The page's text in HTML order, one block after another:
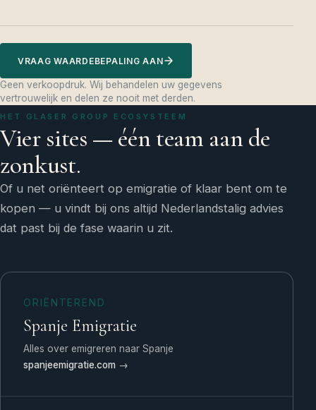
VRAAG WAARDEBEPALING AAN
Geen verkoopdruk. Wij behandelen uw gegevens
vertrouwelijk en delen ze nooit met derden.
HET GLASER GROUP ECOSYSTEEM
Vier sites — één team aan de
zonkust.
Of u net oriënteert op emigratie of klaar bent om te
kopen — u vindt bij ons altijd Nederlandstalig advies
dat past bij de fase waarin u zit.
ORIËNTEREND
Spanje Emigratie
Alles over emigreren naar Spanje
spanjeemigratie.com →